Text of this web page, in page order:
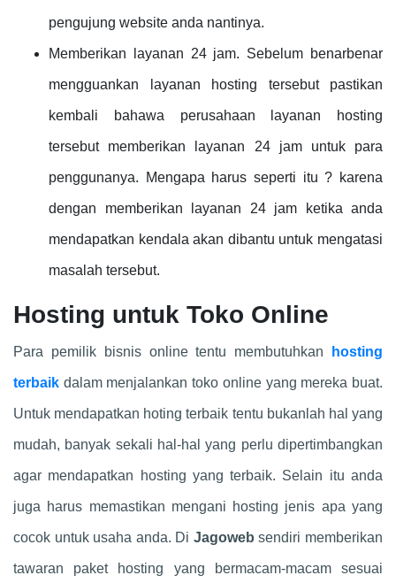
pengujung website anda nantinya.
Memberikan layanan 24 jam. Sebelum benarbenar
mengguankan layanan hosting tersebut pastikan
kembali bahawa perusahaan layanan hosting
tersebut memberikan layanan 24 jam untuk para
penggunanya. Mengapa harus seperti itu ? karena
dengan memberikan layanan 24 jam ketika anda
mendapatkan kendala akan dibantu untuk mengatasi
masalah tersebut.
Hosting untuk Toko Online
Para pemilik bisnis online tentu membutuhkan hosting
terbaik dalam menjalankan toko online yang mereka buat.
Untuk mendapatkan hoting terbaik tentu bukanlah hal yang
mudah, banyak sekali hal-hal yang perlu dipertimbangkan
agar mendapatkan hosting yang terbaik. Selain itu anda
juga harus memastikan mengani hosting jenis apa yang
cocok untuk usaha anda. Di Jagoweb sendiri memberikan
tawaran paket hosting yang bermacam-macam sesuai